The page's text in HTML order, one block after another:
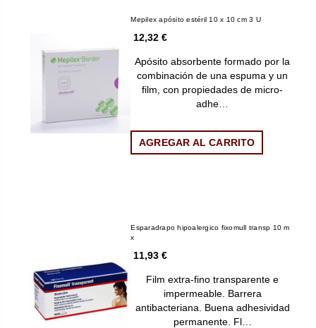
Mepilex apósito estéril 10 x 10 cm 3 U
12,32 €
Apósito absorbente formado por la
combinación de una espuma y un
film, con propiedades de micro-
adhe…
AGREGAR AL CARRITO
Esparadrapo hipoalergico fixomull transp 10 m
x
11,93 €
Film extra-fino transparente e
impermeable. Barrera
antibacteriana. Buena adhesividad
permanente. Fl…